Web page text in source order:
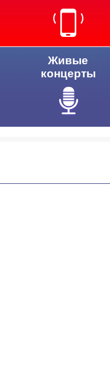
Живые
концерты